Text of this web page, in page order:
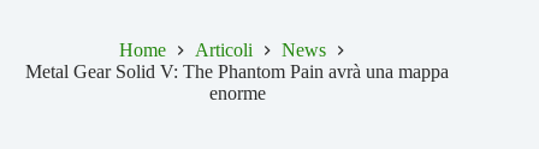
Home Articoli
News
Metal Gear Solid V: The Phantom Pain avrà una mappa
enorme